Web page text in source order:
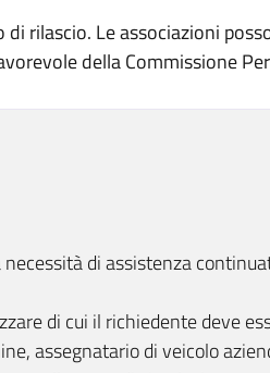
rilascio. Le associazioni
della Commissione
di assistenza
di cui il richiedente deve
assegnatario di veicolo